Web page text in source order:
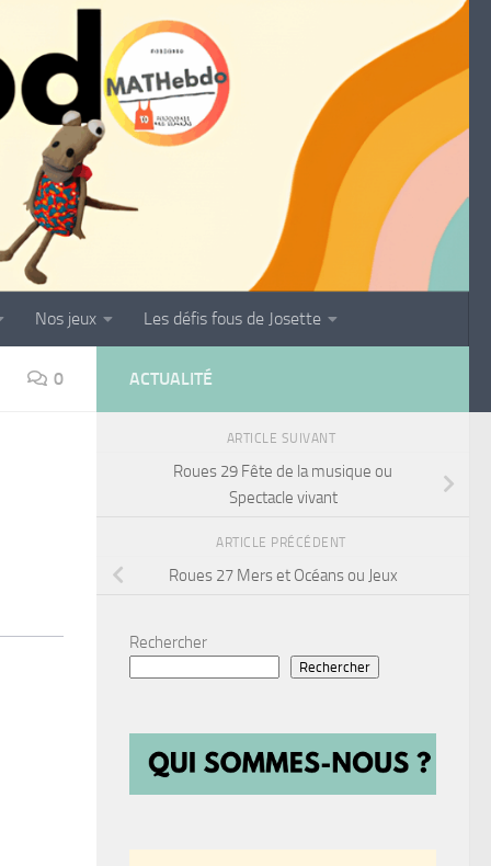
Nos jeux Les défis fous de Josette
0 ACTUALITÉ
ARTICLE SUIVANT
Roues 29 Fête de la musique ou
Spectacle vivant
ARTICLE PRÉCÉDENT
Roues 27 Mers et Océans ou Jeux
Rechercher
Rechercher